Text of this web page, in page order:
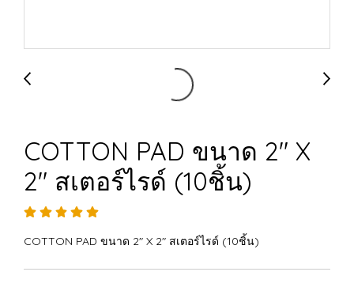
COTTON PAD ขนาด 2" X
2" สเตอร์ไรด์ (10ชิ้น)
COTTON PAD ขนาด 2" X 2" สเตอร์ไรด์ (10ชิ้น)